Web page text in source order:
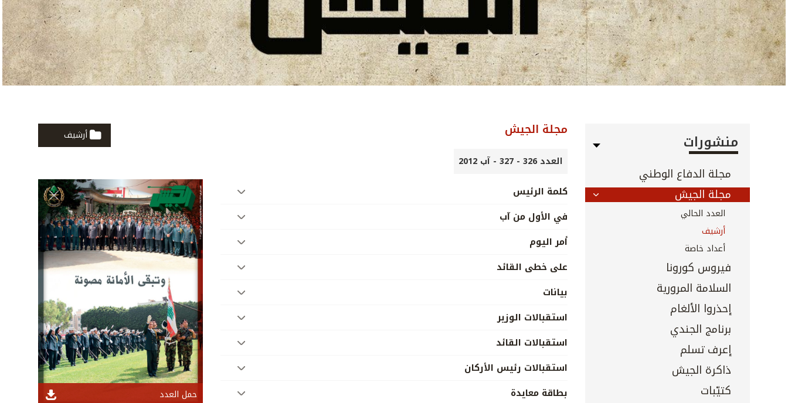
منشورات
مجلة الدفاع الوطني
مجلة الجيش
العدد الحالي
أرشيف
أعداد خاصة
فيروس كورونا
السلامة المرورية
إحذروا الألغام
برنامج الجندي
إعرف تسلم
ذاكرة الجيش
كتيّبات
مجلة الجيش
أرشيف
العدد 326 - 327 - آب 2012
كلمة الرئيس
في الأول من آب
أمر اليوم
على خطى القائد
بيانات
استقبالات الوزير
استقبالات القائد
استقبالات رئيس الأركان
بطاقة معايدة
حمل العدد